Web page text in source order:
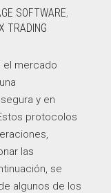
SOFTWARE,
TRADING
el mercado
y en
protocolos
las
se
algunos de los